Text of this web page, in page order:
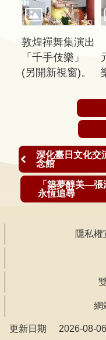
箱
措
施
服
務
敦煌禪舞集演出
「千手伎樂」
(另開新視窗)。
深化臺日文化交
念館
「築夢醇美—
永恆追尋
隱私
網
更新日期 2026-08-06